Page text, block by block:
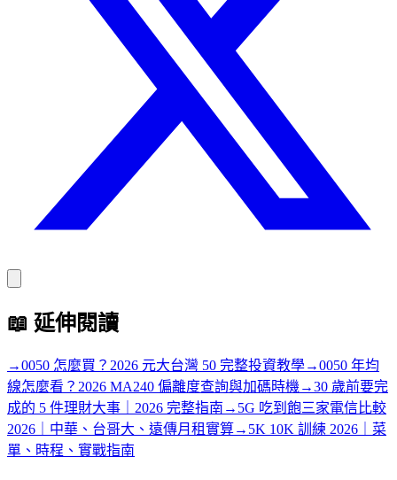
📖 延伸閱讀
→0050 怎麼買？2026 元大台灣 50 完整投資教學→0050 年均
線怎麼看？2026 MA240 偏離度查詢與加碼時機→30 歲前要完
成的 5 件理財大事｜2026 完整指南 → 5G 吃到飽三家電信比較
2026｜中華、台哥大、遠傳月租實算→ 5K 10K 訓練 2026｜菜
單、時程、實戰指南